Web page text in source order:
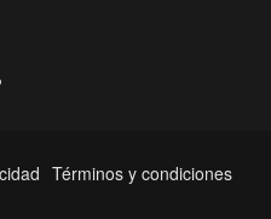
Términos y condiciones